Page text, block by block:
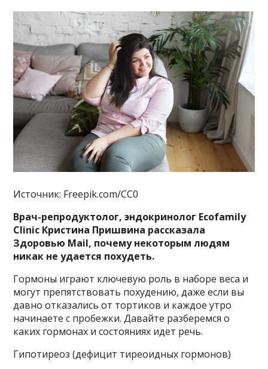
Источник: Freepik.com/CC0
Врач-репродуктолог, эндокринолог Ecofamily
Clinic Кристина Пришвина рассказала
Здоровью Mail, почему некоторым людям
никак не удается похудеть.
Гормоны играют ключевую роль в наборе веса и
могут препятствовать похудению, даже если вы
давно отказались от тортиков и каждое утро
начинаете с пробежки. Давайте разберемся о
каких гормонах и состояниях идет речь.
Гипотиреоз (дефицит тиреоидных гормонов)